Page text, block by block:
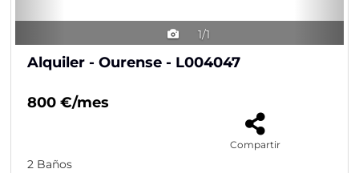
1/1
Alquiler - Ourense - L004047
800 €/mes
Compartir
2 Baños